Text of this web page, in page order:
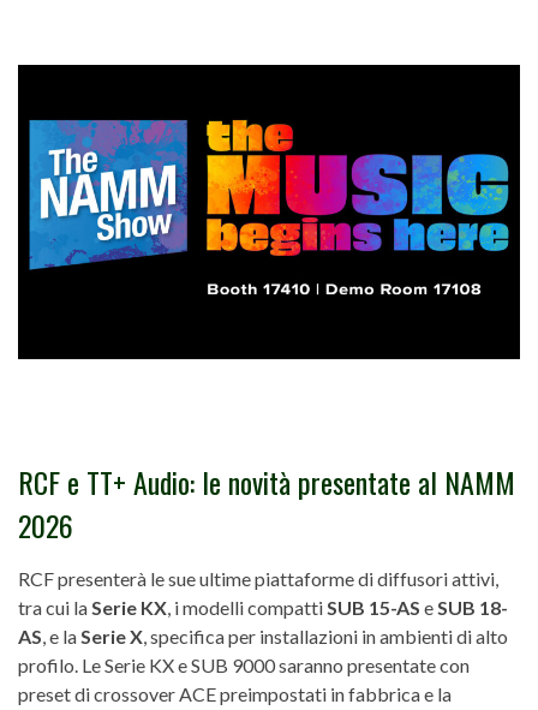
RCF e TT+ Audio: le novità presentate al NAMM
2026
RCF presenterà le sue ultime piattaforme di diffusori attivi,
tra cui laSerie KX, i modelli compattiSUB 15-AS eSUB 18-
AS, e laSerie X, specifica per installazioni in ambienti di alto
profilo. Le Serie KX e SUB 9000 saranno presentate con
preset di crossover ACE preimpostati in fabbrica e la